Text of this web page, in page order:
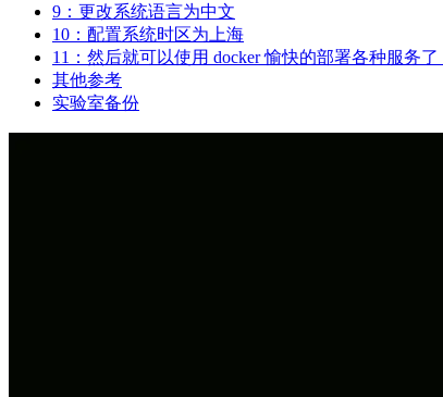
9：更改系统语言为中文
10：配置系统时区为上海
11：然后就可以使用 docker 愉快的部署各种服务
其他参考
实验室备份